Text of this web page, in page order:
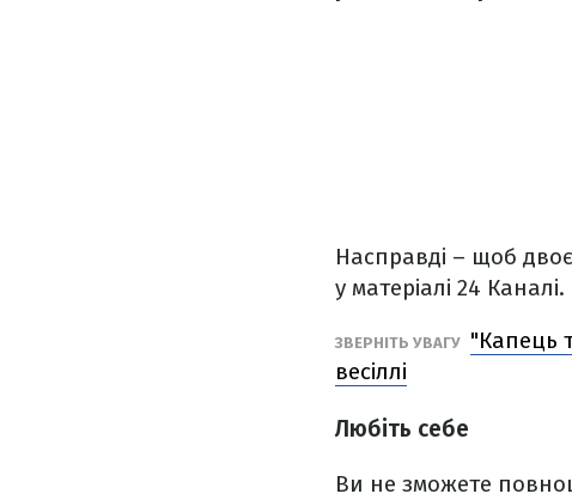
Насправді – щоб
у матеріалі 24 Каналі.
ЗВЕРНІТЬ УВАГУ "Капець
весіллі
Любіть себе
Ви не зможете